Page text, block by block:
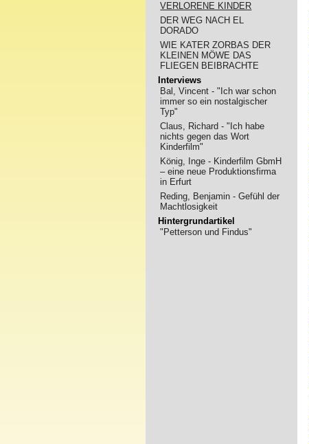
VERLORENE KINDER
DER WEG NACH EL
DORADO
WIE KATER ZORBAS DER
KLEINEN MÖWE DAS
FLIEGEN BEIBRACHTE
Interviews
Bal, Vincent - "Ich war schon
immer so ein nostalgischer
Typ"
Claus, Richard - "Ich habe
nichts gegen das Wort
Kinderfilm"
König, Inge - Kinderfilm GbmH
– eine neue Produktionsfirma
in Erfurt
Reding, Benjamin - Gefühl der
Machtlosigkeit
Hintergrundartikel
"Petterson und Findus"